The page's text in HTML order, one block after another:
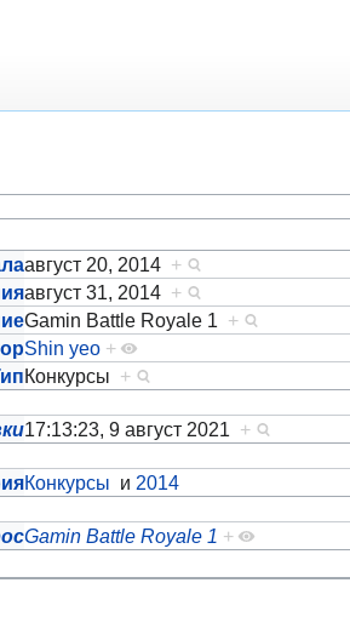
август 20, 2014 +
август 31, 2014 +
Gamin Battle Royale 1 +
Shin yeo +
Конкурсы +
17:13:23, 9 август 2021 +
Конкурсы и 2014
Gamin Battle Royale 1 +